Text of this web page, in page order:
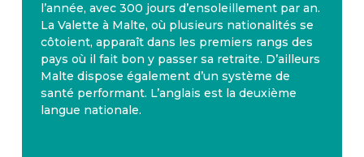
l’année, avec 300 jours d’ensoleillement par an.
La Valette à Malte, où plusieurs nationalités se
côtoient, apparaît dans les premiers rangs des
pays où il fait bon y passer sa retraite. D’ailleurs
Malte dispose également d’un système de
santé performant. L’anglais est la deuxième
langue nationale.